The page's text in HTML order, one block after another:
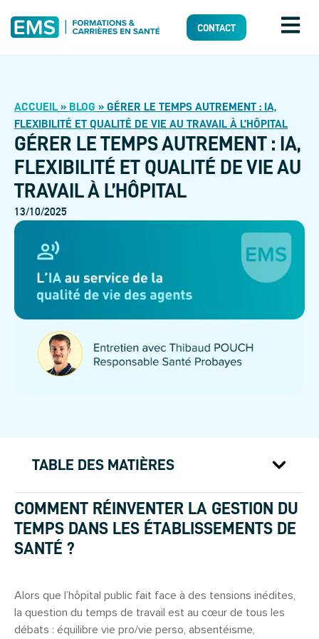
CONTACT
ACCUEIL » BLOG » GÉRER LE TEMPS AUTREMENT : IA,
FLEXIBILITÉ ET QUALITÉ DE VIE AU TRAVAIL À L’HÔPITAL
GÉRER LE TEMPS AUTREMENT : IA,
FLEXIBILITÉ ET QUALITÉ DE VIE AU
TRAVAIL À L’HÔPITAL
13/10/2025
COMMENT RÉINVENTER LA GESTION DU
TEMPS DANS LES ÉTABLISSEMENTS DE
SANTÉ ?
Alors que l’hôpital public fait face à des tensions inédites,
la question du temps de travail est au cœur de tous les
débats : équilibre vie pro/vie perso, absentéisme,
TABLE DES MATIÈRES